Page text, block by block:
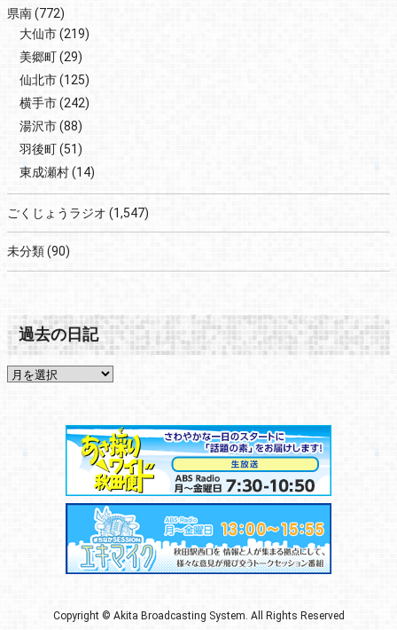
県南(772)
大仙市(219)
美郷町(29)
仙北市(125)
横手市(242)
湯沢市(88)
羽後町(51)
東成瀬村(14)
ごくじょうラジオ (1,547)
未分類(90)
過去の日記
Copyright © Akita Broadcasting System. All Rights Reserved